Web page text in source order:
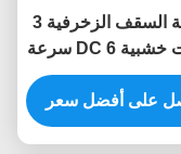
مروحة السقف الزخرفية 3
شفرات خشبية DC 6 سرعة
عن بعد ضوضاء
منخفضة
على أفضل سعر